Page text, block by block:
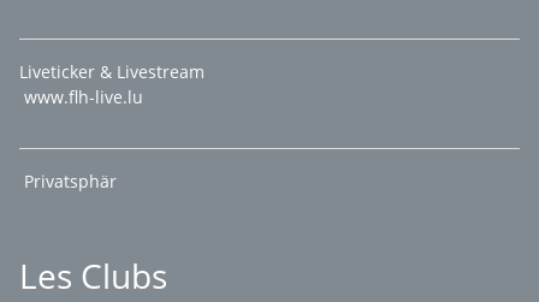
Liveticker & Livestream
www.flh-live.lu
Privatsphär
Les Clubs